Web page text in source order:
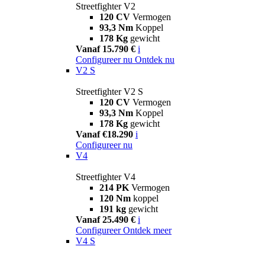
Streetfighter V2
120 CV Vermogen
93,3 Nm Koppel
178 Kg gewicht
Vanaf 15.790 € i
Configureer nu Ontdek nu
V2 S
Streetfighter V2 S
120 CV Vermogen
93,3 Nm Koppel
178 Kg gewicht
Vanaf €18.290 i
Configureer nu
V4
Streetfighter V4
214 PK Vermogen
120 Nm koppel
191 kg gewicht
Vanaf 25.490 € i
Configureer Ontdek meer
V4 S